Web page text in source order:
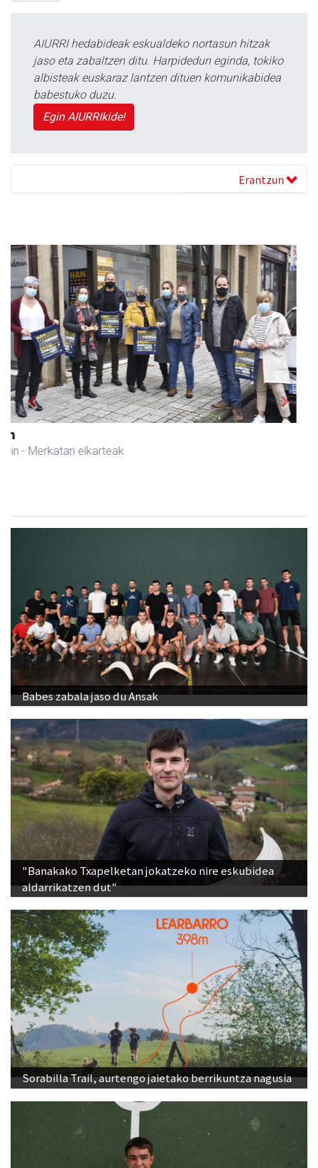
AIURRI hedabideak eskualdeko nortasun hitzak
jaso eta zabaltzen ditu. Harpidedun eginda, tokiko
albisteak euskaraz lantzen dituen komunikabidea
babestuko duzu.
Egin AIURRIkide!
Erantzun
Guria
Urnieta - Jatetxeak
Previous Next
Babes zabala jaso du Ansak
"Banakako Txapelketan jokatzeko nire eskubidea
aldarrikatzen dut"
Sorabilla Trail, aurtengo jaietako berrikuntza nagusia